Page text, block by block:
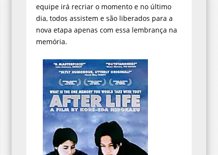
dia, todos assistem e são liberados para a
nova etapa apenas com essa lembrança na
memória.